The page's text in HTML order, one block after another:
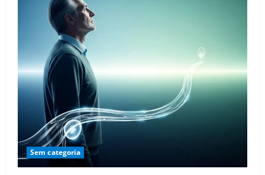
Sem categoria